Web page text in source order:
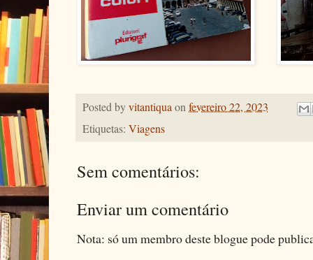
Posted byvitantiquaonfevereiro 22, 2023
Etiquetas: Viagens
Sem comentários:
Enviar um comentário
Nota: só um membro deste blogue pode